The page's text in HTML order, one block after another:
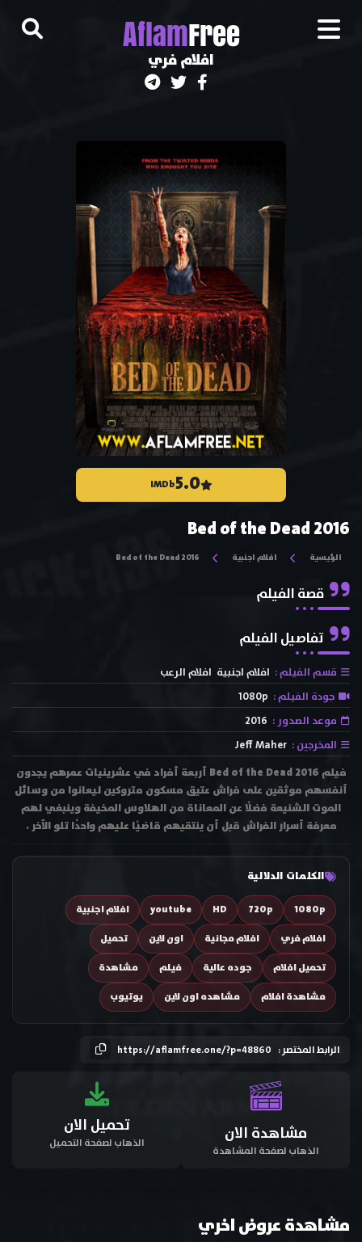
AflamFree
افلام فري
5.0
IMDb
Bed of the Dead 2016
الرئيسية افلام اجنبية Bed of the Dead 2016
قصة الفيلم
تفاصيل الفيلم
قسم الفيلم : افلام اجنبية افلام الرعب
جودة الفيلم : 1080p
موعد الصدور : 2016
المخرجين : Jeff Maher
فيلم Bed of the Dead 2016 أربعة أفراد في عشرينيات عمرهم يجدون
أنفسهم موثقين على فراش عتيق مسكون متروكين ليعانوا من وسائل
الموت الشنيعة فضلًا عن المعاناة من الهلاوس المخيفة وينبغي لهم
معرفة أسرار الفراش قبل أن ينتقيهم قاضيًا عليهم واحدًا تلو الآخر .
الكلمات الدلالية
1080p
720p
HD
youtube
افلام اجنبية
افلام فري
افلام مجانية اون لاين
تحميل
تحميل افلام
جوده عالية فيلم
مشاهدة
مشاهدة افلام
مشاهده اون لاين يوتيوب
الرابط المختصر : https://aflamfree.one/?p=48860
مشاهدة الان
الذهاب لصفحة المشاهدة
تحميل الان
الذهاب لصفحة التحميل
مشاهدة عروض اخري